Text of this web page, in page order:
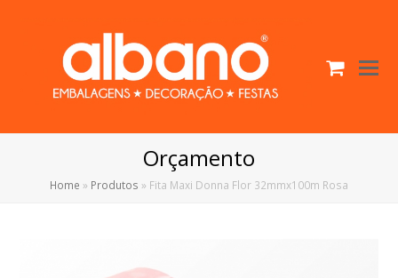
Cart
Orçamento
Home » Produtos » Fita Maxi Donna Flor 32mmx100m Rosa